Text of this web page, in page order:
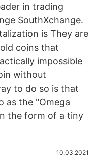
in trading
SouthXchange.
is They are
coins that
impossible
without
to do so is that
as the "Omega
the form of a tiny
10.03.2021